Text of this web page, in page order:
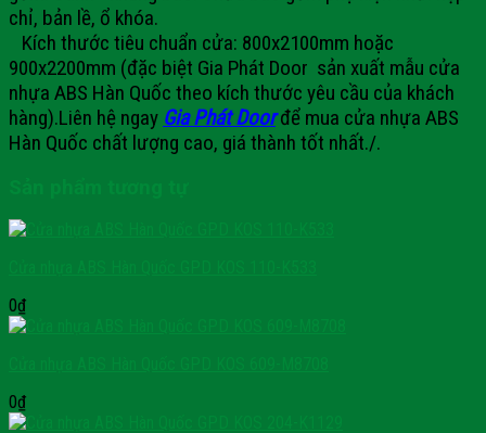
chỉ, bản lề, ổ khóa.
Kích thước tiêu chuẩn cửa: 800x2100mm hoặc
900x2200mm (đặc biệt Gia Phát Door sản xuất mẫu cửa
nhựa ABS Hàn Quốc theo kích thước yêu cầu của khách
hàng).Liên hệ ngay Gia Phát Doorđể mua cửa nhựa ABS
Hàn Quốc chất lượng cao, giá thành tốt nhất./.
0₫
0₫